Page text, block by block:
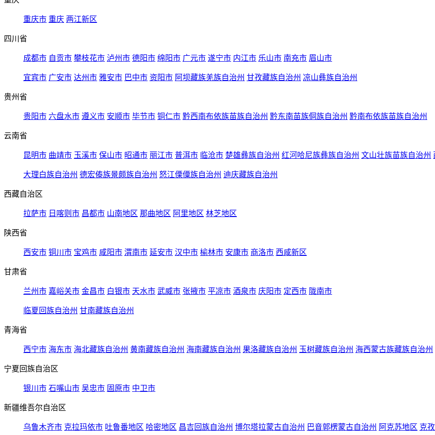
重庆市 重庆 两江新区
四川省
成都市 自贡市 攀枝花市 泸州市 德阳市 绵阳市 广元市 遂宁市 内江市 乐山市 南充市 眉山市
宜宾市 广安市 达州市 雅安市 巴中市 资阳市 阿坝藏族羌族自治州 甘孜藏族自治州 凉山彝族自治州
贵州省
贵阳市 六盘水市 遵义市 安顺市 毕节市 铜仁市 黔西南布依族苗族自治州 黔东南苗族侗族自治州 黔南布依族苗族自治州
云南省
昆明市 曲靖市 玉溪市 保山市 昭通市 丽江市 普洱市 临沧市 楚雄彝族自治州 红河哈尼族彝族自治州 文山壮族苗族自治州
大理白族自治州 德宏傣族景颇族自治州 怒江傈僳族自治州 迪庆藏族自治州
西藏自治区
拉萨市 日喀则市 昌都市 山南地区 那曲地区 阿里地区 林芝地区
陕西省
西安市 铜川市 宝鸡市 咸阳市 渭南市 延安市 汉中市 榆林市 安康市 商洛市 西咸新区
甘肃省
兰州市 嘉峪关市 金昌市 白银市 天水市 武威市 张掖市 平凉市 酒泉市 庆阳市 定西市 陇南市
临夏回族自治州 甘南藏族自治州
青海省
西宁市 海东市 海北藏族自治州 黄南藏族自治州 海南藏族自治州 果洛藏族自治州 玉树藏族自治州 海西蒙古族藏族自治州
宁夏回族自治区
银川市 石嘴山市 吴忠市 固原市 中卫市
新疆维吾尔自治区
乌鲁木齐市 克拉玛依市 吐鲁番地区 哈密地区 昌吉回族自治州 博尔塔拉蒙古自治州 巴音郭楞蒙古自治州 阿克苏地区 克